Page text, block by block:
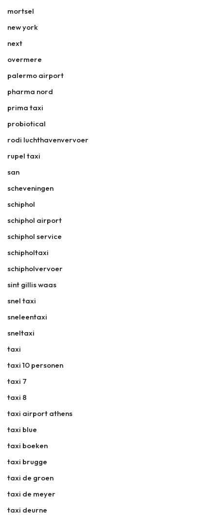
mortsel
new york
next
overmere
palermo airport
pharma nord
prima taxi
probiotical
rodi luchthavenvervoer
rupel taxi
san
scheveningen
schiphol
schiphol airport
schiphol service
schipholtaxi
schipholvervoer
sint gillis waas
snel taxi
sneleentaxi
sneltaxi
taxi
taxi 10 personen
taxi 7
taxi 8
taxi airport athens
taxi blue
taxi boeken
taxi brugge
taxi de groen
taxi de meyer
taxi deurne